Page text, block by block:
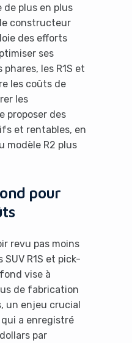
de plus en plus
constructeur
des efforts
ses
les R1S et
les coûts de
les
proposer des
et rentables, en
modèle R2 plus
pour
revu pas moins
R1S et pick-
vise à
de fabrication
un enjeu crucial
a enregistré
par